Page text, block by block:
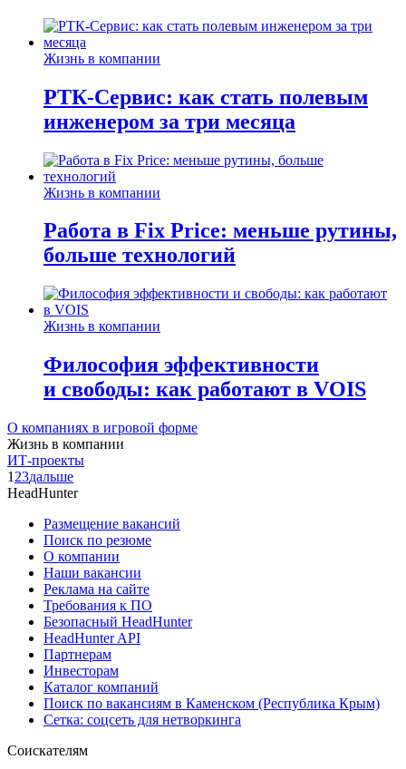
Жизнь в компании
РТК-Сервис: как стать полевым
инженером за три месяца
Жизнь в компании
Работа в Fix Price: меньше рутины,
больше технологий
Жизнь в компании
Философия эффективности
и свободы: как работают в VOIS
О компаниях в игровой форме
Жизнь в компании
ИТ-проекты
1 23дальше
HeadHunter
Размещение вакансий
Поиск по резюме
О компании
Наши вакансии
Реклама на сайте
Требования к ПО
Безопасный HeadHunter
HeadHunter API
Партнерам
Инвесторам
Каталог компаний
Поиск по вакансиям в Каменском (Республика Крым)
Сетка: соцсеть для нетворкинга
Соискателям